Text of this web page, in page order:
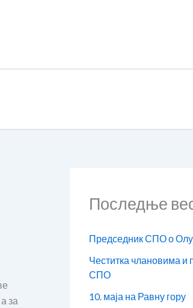
за
Последње
Председник СПО о
Честитка члановима и
СПО
10. маја на Равну гору